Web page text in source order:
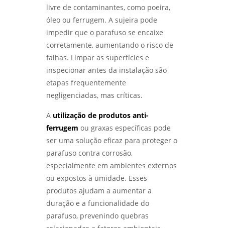
livre de contaminantes, como poeira,
óleo ou ferrugem. A sujeira pode
impedir que o parafuso se encaixe
corretamente, aumentando o risco de
falhas. Limpar as superfícies e
inspecionar antes da instalação são
etapas frequentemente
negligenciadas, mas críticas.
A utilização de produtos anti-
ferrugem ou graxas específicas pode
ser uma solução eficaz para proteger o
parafuso contra corrosão,
especialmente em ambientes externos
ou expostos à umidade. Esses
produtos ajudam a aumentar a
duração e a funcionalidade do
parafuso, prevenindo quebras